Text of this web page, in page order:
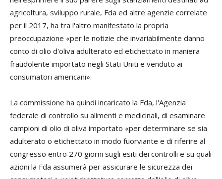
agricoltura, sviluppo rurale, Fda ed altre agenzie correlate
per il 2017, ha tra l'altro manifestato la propria
preoccupazione «per le notizie che invariabilmente danno
conto di olio d'oliva adulterato ed etichettato in maniera
fraudolente importato negli Stati Uniti e venduto ai
consumatori americani».
La commissione ha quindi incaricato la Fda, l'Agenzia
federale di controllo su alimenti e medicinali, di esaminare
campioni di olio di oliva importato «per determinare se sia
adulterato o etichettato in modo fuorviante e di riferire al
congresso entro 270 giorni sugli esiti dei controlli e su quali
azioni la Fda assumerà per assicurare le sicurezza dei